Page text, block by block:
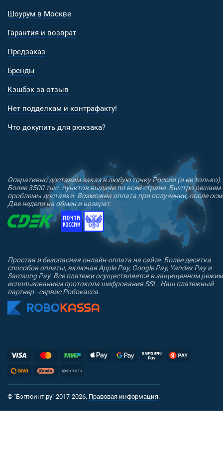
Шоурум в Москве
Гарантия и возврат
Предзаказ
Бренды
Кэшбэк за отзыв
Нет подделкам и контрафакту!
Что докупить для рюкзака?
Оперативно доставим заказ в любую точку России (и не только).
Более 3500 тыс. пунктов выдачи по всей стране. Быстро решаем
проблемы доставки. Возможна оплата при получении, после
Две недели на обмен и возврат.
Простая и безопасная онлайн-оплата на сайте. Более десятка
способов оплаты, включая Apple Pay, Google Pay, Yandex Pay и
Samsung Pay. Все платежи осуществляется в защищенном
использованием протокола шифрования SSL. Наш платежный
партнер - сервис Робокасса.
© "Бэгпоинт.ру" 2017-2026. Правовая информация.